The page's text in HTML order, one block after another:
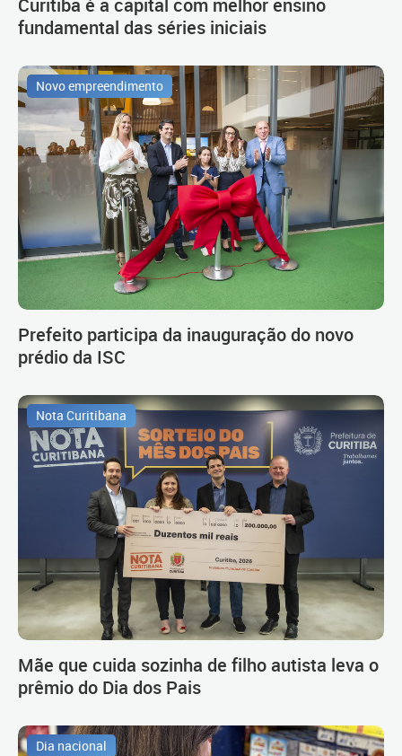
fundamental das séries iniciais
Novo empreendimento
Prefeito participa da inauguração do novo
prédio da ISC
Nota Curitibana
Mãe que cuida sozinha de filho autista leva o
prêmio do Dia dos Pais
Dia nacional